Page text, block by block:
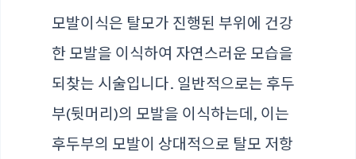
모발이식은 탈모가 진행된 부위에 건강
한 모발을 이식하여 자연스러운 모습을
되찾는 시술입니다. 일반적으로는 후두
부(뒷머리)의 모발을 이식하는데, 이는
후두부의 모발이 상대적으로 탈모 저항